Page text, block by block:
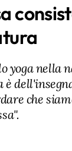
yoga nella
che